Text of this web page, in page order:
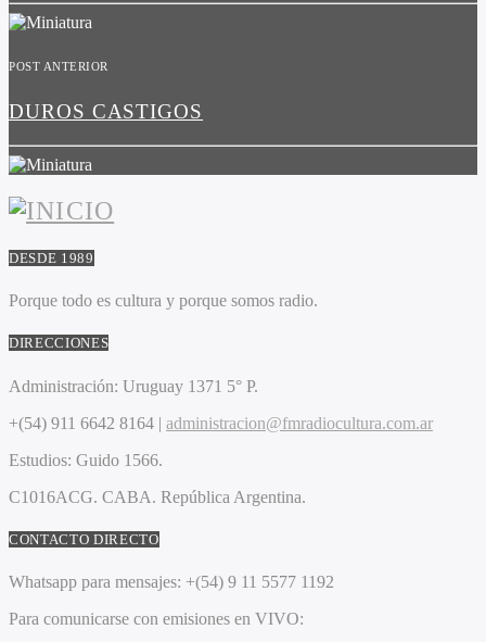
POST ANTERIOR
DUROS CASTIGOS
DESDE 1989
Porque todo es cultura y porque somos radio.
DIRECCIONES
Administración: Uruguay 1371 5° P.
+(54) 911 6642 8164 | administracion@fmradiocultura.com.ar
Estudios: Guido 1566.
C1016ACG. CABA. República Argentina.
CONTACTO DIRECTO
Whatsapp para mensajes: +(54) 9 11 5577 1192
Para comunicarse con emisiones en VIVO: